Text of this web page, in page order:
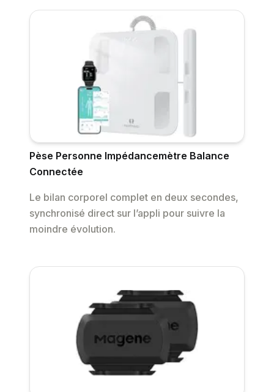
Pèse Personne Impédancemètre Balance
Connectée
Le bilan corporel complet en deux secondes,
synchronisé direct sur l’appli pour suivre la
moindre évolution.